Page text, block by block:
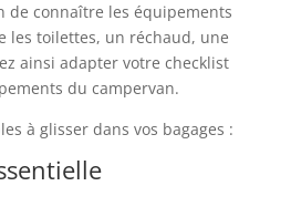
de connaître les équipements
les toilettes, un réchaud, une
ainsi adapter votre checklist
du campervan.
à glisser dans vos bagages :